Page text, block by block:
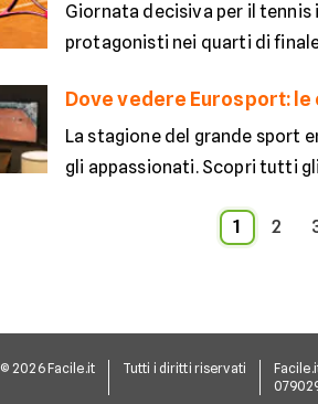
Giornata decisiva per il tennis
protagonisti nei quarti di
Dove vedere Eurosport:
La stagione del grande sport
gli appassionati. Scopri tutti
1 2
© 2026 Facile.it Tutti i diritti riservati